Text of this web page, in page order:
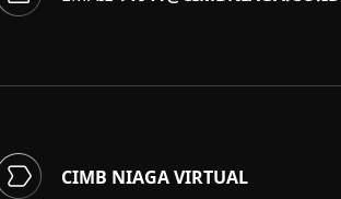
CIMB NIAGA VIRTUAL